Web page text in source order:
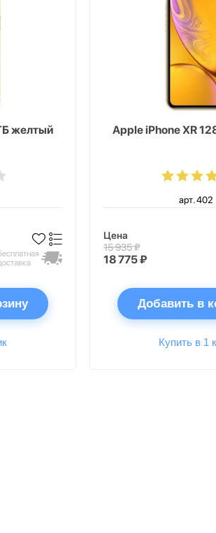
желтый Apple iPhone XR
арт. 402
Цена
15 935 ₽
18 775 ₽
Добавить в
Купить в 1